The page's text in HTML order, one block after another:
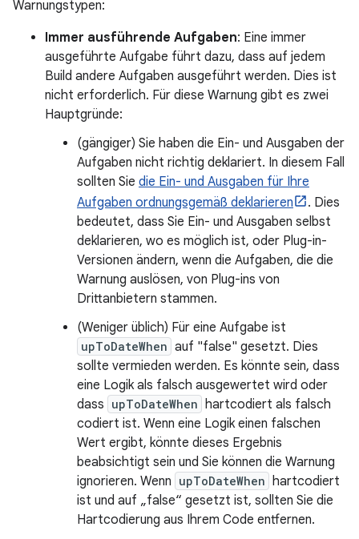
Warnungstypen:
Immer ausführende Aufgaben: Eine immer
ausgeführte Aufgabe führt dazu, dass auf jedem
Build andere Aufgaben ausgeführt werden. Dies ist
nicht erforderlich. Für diese Warnung gibt es zwei
Hauptgründe:
(gängiger) Sie haben die Ein- und Ausgaben der
Aufgaben nicht richtig deklariert. In diesem Fall
sollten Sie die Ein- und Ausgaben für Ihre
Aufgaben ordnungsgemäß deklarieren
. Dies
bedeutet, dass Sie Ein- und Ausgaben selbst
deklarieren, wo es möglich ist, oder Plug-in-
Versionen ändern, wenn die Aufgaben, die die
Warnung auslösen, von Plug-ins von
Drittanbietern stammen.
(Weniger üblich) Für eine Aufgabe ist
upToDateWhen auf "false" gesetzt. Dies
sollte vermieden werden. Es könnte sein, dass
eine Logik als falsch ausgewertet wird oder
dass upToDateWhen
hartcodiert als falsch
codiert ist. Wenn eine Logik einen falschen
Wert ergibt, könnte dieses Ergebnis
beabsichtigt sein und Sie können die Warnung
ignorieren. Wenn upToDateWhen
hartcodiert
ist und auf „false“ gesetzt ist, sollten Sie die
Hartcodierung aus Ihrem Code entfernen.